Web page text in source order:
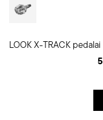
LOOK X-TRACK pedalai